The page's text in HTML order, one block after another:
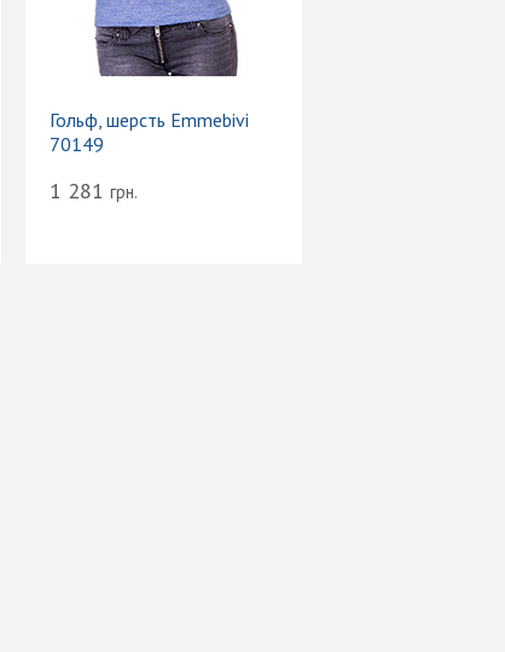
Гольф, шерсть Emmebivi
70149
1 281 грн.